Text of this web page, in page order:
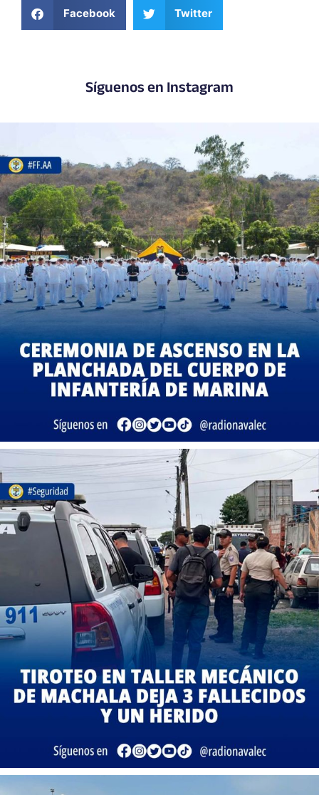
Facebook Twitter
Síguenos en Instagram